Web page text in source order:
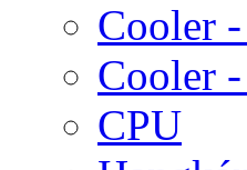
Cooler
Cooler
CPU